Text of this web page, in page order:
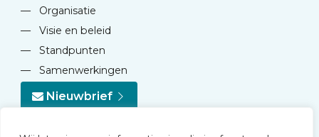
—
Organisatie
—
Visie en beleid
—
Standpunten
—
Samenwerkingen
Nieuwbrief